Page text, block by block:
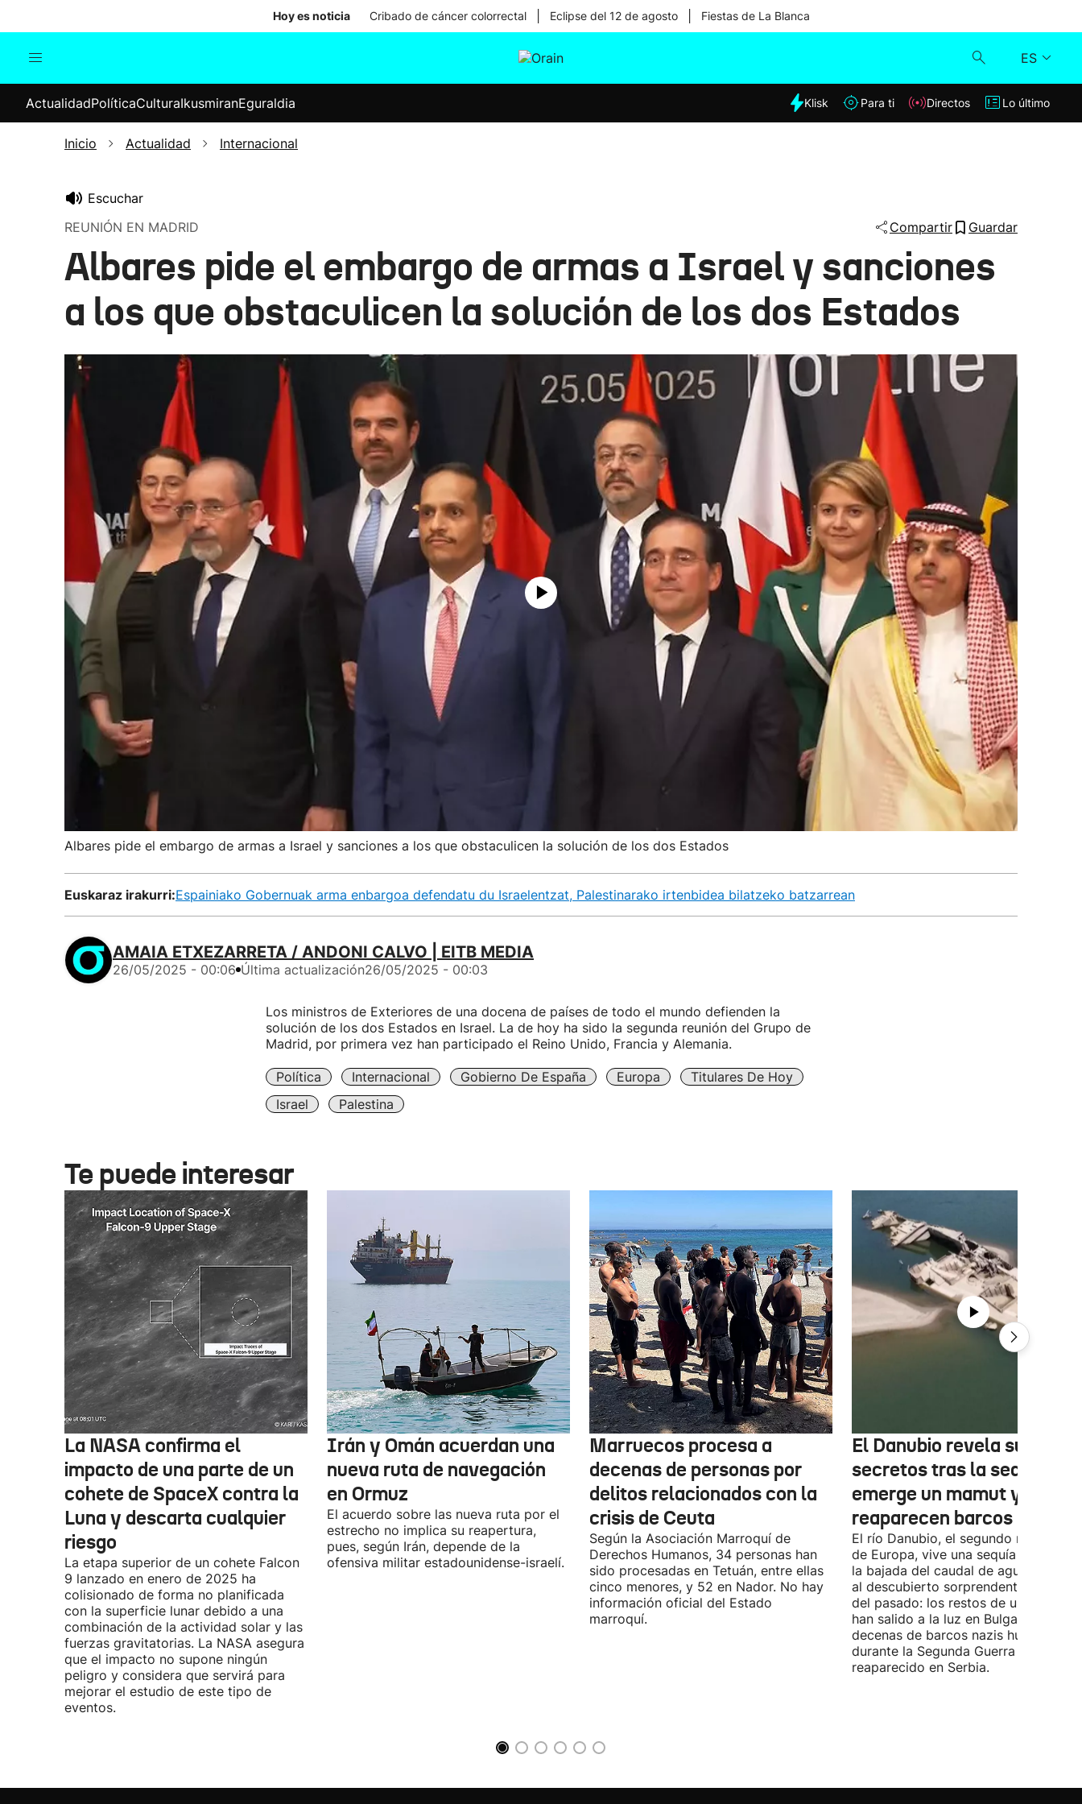
Hoy es noticia Cribado de cáncer colorrectal Eclipse del 12 de agosto Fiestas de La Blanca
ES
Internacional
Elecciones
Klisk
Lo último
ActualidadPolíticaCulturaIkusmiranEguraldia Klisk Para ti Directos Lo último
Inicio Actualidad Internacional
Escuchar
REUNIÓN EN MADRID
Compartir Guardar
Albares pide el embargo de armas a Israel y sanciones
a los que obstaculicen la solución de los dos Estados
Albares pide el embargo de armas a Israel y sanciones a los que obstaculicen la solución de los dos Estados
Euskaraz irakurri:Espainiako Gobernuak arma enbargoa defendatu du Israelentzat, Palestinarako irtenbidea bilatzeko batzarrean
AMAIA ETXEZARRETA / ANDONI CALVO | EITB MEDIA
26/05/2025 - 00:06 Última actualización26/05/2025 - 00:03
Los ministros de Exteriores de una docena de países de todo el mundo defienden la
solución de los dos Estados en Israel. La de hoy ha sido la segunda reunión del Grupo de
Madrid, por primera vez han participado el Reino Unido, Francia y Alemania.
Política Internacional Gobierno De España Europa
Titulares De Hoy
Israel
Palestina
Te puede interesar
La NASA confirma el
impacto de una parte de un
cohete de SpaceX contra la
Luna y descarta cualquier
riesgo
La etapa superior de un cohete Falcon
9 lanzado en enero de 2025 ha
colisionado de forma no planificada
con la superficie lunar debido a una
combinación de la actividad solar y las
fuerzas gravitatorias. La NASA asegura
que el impacto no supone ningún
peligro y considera que servirá para
mejorar el estudio de este tipo de
eventos.
Irán y Omán acuerdan una
nueva ruta de navegación
en Ormuz
El acuerdo sobre las nueva ruta por el
estrecho no implica su reapertura,
pues, según Irán, depende de la
ofensiva militar estadounidense-israelí.
Marruecos procesa a
decenas de personas por
delitos relacionados con la
crisis de Ceuta
Según la Asociación Marroquí de
Derechos Humanos, 34 personas han
sido procesadas en Tetuán, entre ellas
cinco menores, y 52 en Nador. No hay
información oficial del Estado
marroquí.
El Danubio revela sus
secretos tras la sequía:
emerge un mamut y
reaparecen barcos nazis
El río Danubio, el segundo más largo
de Europa, vive una sequía histórica
la bajada del caudal de agua ha
al descubierto sorprendentes
del pasado: los restos de un mamut
han salido a la luz en Bulgaria y
decenas de barcos nazis hundidos
durante la Segunda Guerra Mundial
reaparecido en Serbia.